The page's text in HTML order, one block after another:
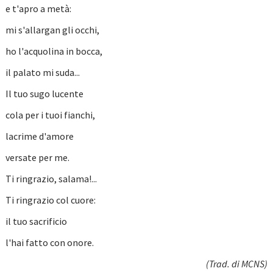
e t'apro a metà:
mi s'allargan gli occhi,
ho l'acquolina in bocca,
il palato mi suda...
Il tuo sugo lucente
cola per i tuoi fianchi,
lacrime d'amore
versate per me.
Ti ringrazio, salama!...
Ti ringrazio col cuore:
il tuo sacrificio
l'hai fatto con onore.
(Trad. di MCNS)